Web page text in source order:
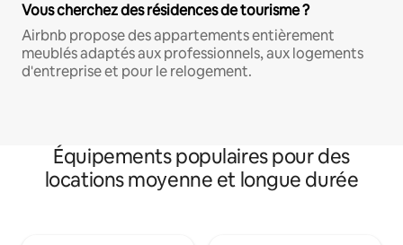
Vous cherchez des résidences de tourisme ?
Airbnb propose des appartements entièrement
meublés adaptés aux professionnels, aux logements
d'entreprise et pour le relogement.
Équipements populaires pour des
locations moyenne et longue durée